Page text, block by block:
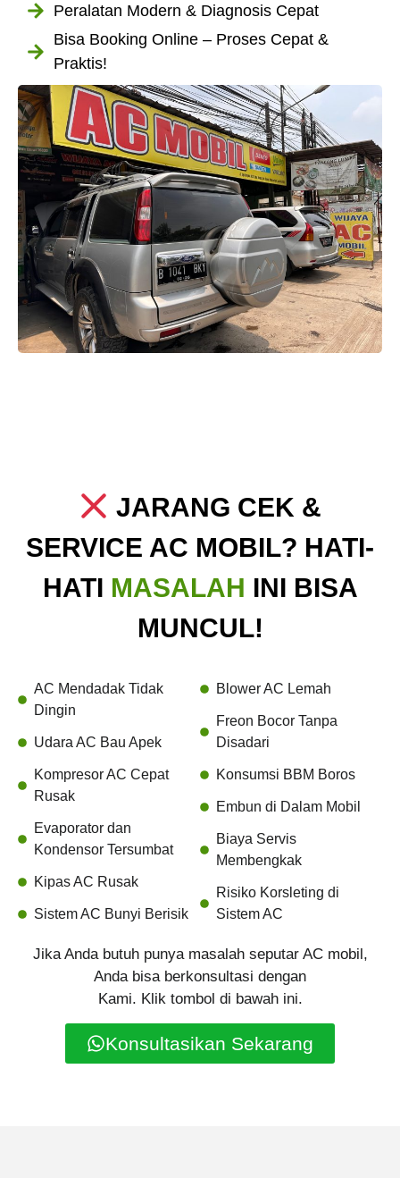
Peralatan Modern & Diagnosis Cepat
Bisa Booking Online – Proses Cepat &
Praktis!
JARANG CEK &
SERVICE AC MOBIL? HATI-
HATI MASALAH INI BISA
MUNCUL!
AC Mendadak Tidak
Dingin
Udara AC Bau Apek
Kompresor AC Cepat
Rusak
Evaporator dan
Kondensor Tersumbat
Kipas AC Rusak
Sistem AC Bunyi Berisik
Blower AC Lemah
Freon Bocor Tanpa
Disadari
Konsumsi BBM Boros
Embun di Dalam Mobil
Biaya Servis
Membengkak
Risiko Korsleting di
Sistem AC
Jika Anda butuh punya masalah seputar AC mobil,
Anda bisa berkonsultasi dengan
Kami. Klik tombol di bawah ini.
Konsultasikan Sekarang